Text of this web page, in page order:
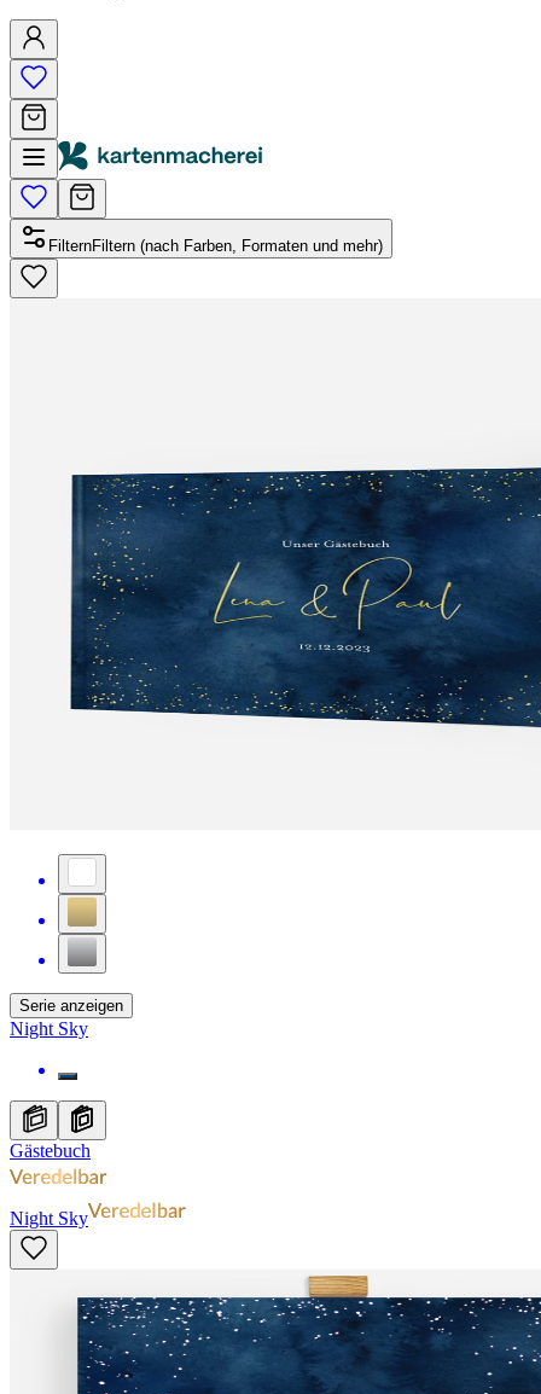
FilternFiltern (nach Farben, Formaten und mehr)
Serie anzeigen
Night Sky
Gästebuch
Night Sky